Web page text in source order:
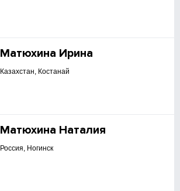
Матюхина Ирина
Казахстан, Костанай
Матюхина Наталия
Россия, Ногинск